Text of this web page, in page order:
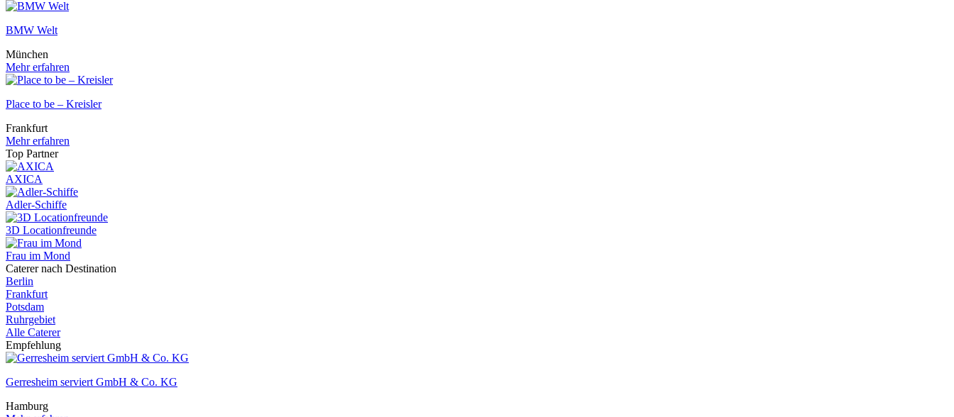
BMW Welt
München
Mehr erfahren
Place to be – Kreisler
Frankfurt
Mehr erfahren
Top Partner
AXICA
Adler-Schiffe
3D Locationfreunde
Frau im Mond
Caterer nach Destination
Berlin
Frankfurt
Potsdam
Ruhrgebiet
Alle Caterer
Empfehlung
Gerresheim serviert GmbH & Co. KG
Hamburg